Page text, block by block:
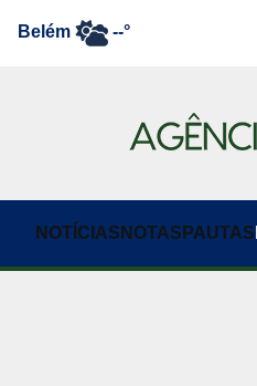
Belém --°
NOTÍCIAS NOTAS PAUTAS